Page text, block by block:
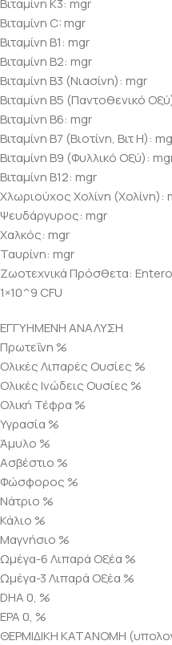
Βιταμίνη Κ3: mgr
Βιταμίνη C: mgr
Βιταμίνη B1: mgr
Βιταμίνη B2: mgr
Βιταμίνη B3 (Νιασίνη): mgr
Βιταμίνη B5 (Παντοθενικό
Βιταμίνη B6: mgr
Βιταμίνη B7 (Βιοτίνη, Βιτ Η):
Βιταμίνη B9 (Φυλλικό Οξύ):
Βιταμίνη B12: mgr
Χλωριούχος Χολίνη (Χολίνη):
Ψευδάργυρος: mgr
Χαλκός: mgr
Ταυρίνη: mgr
Ζωοτεχνικά Πρόσθετα:
1×10^9 CFU
ΕΓΓΥΗΜΕΝΗ ΑΝΑΛΥΣΗ
Πρωτεΐνη %
Ολικές Λιπαρές Ουσίες %
Ολικές Ινώδεις Ουσίες %
Ολική Τέφρα %
Υγρασία %
Άμυλο %
Ασβέστιο %
Φώσφορος %
Νάτριο %
Κάλιο %
Μαγνήσιο %
Ωμέγα-6 Λιπαρά Οξέα %
Ωμέγα-3 Λιπαρά Οξέα %
DHA 0, %
EPA 0, %
ΘΕΡΜΙΔΙΚΗ ΚΑΤΑΝΟΜΗ